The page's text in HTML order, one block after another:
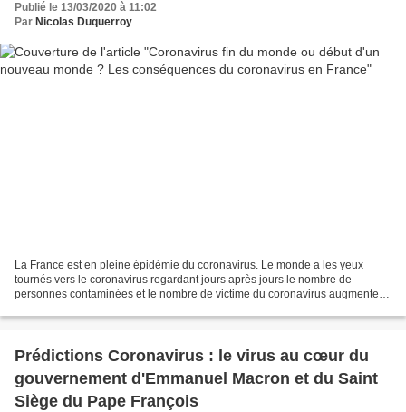
Publié le 13/03/2020 à 11:02
Par Nicolas Duquerroy
La France est en pleine épidémie du coronavirus. Le monde a les yeux
tournés vers le coronavirus regardant jours après jours le nombre de
personnes contaminées et le nombre de victime du coronavirus augmenter
Prédictions Coronavirus : le virus au cœur du
gouvernement d'Emmanuel Macron et du Saint
Siège du Pape François